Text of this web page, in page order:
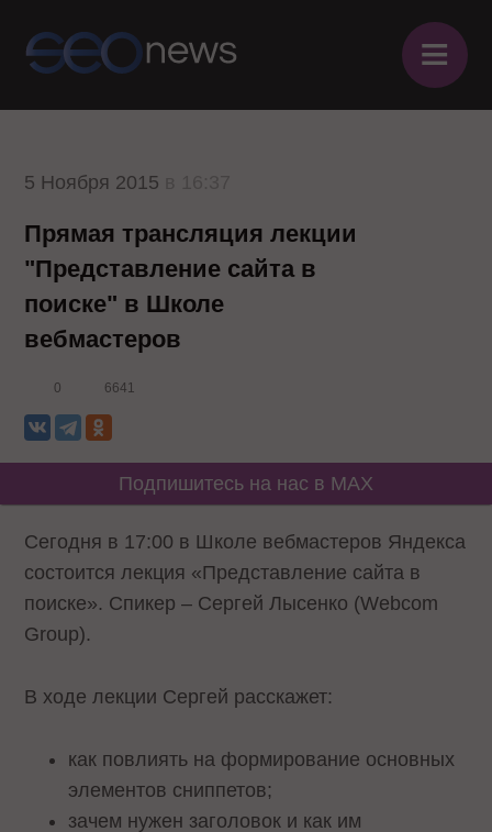
≡
5 Ноября 2015
Прямая трансляция лекции
"Представление сайта в
поиске" в Школе
вебмастеров
0 6641
Подпишитесь на нас в MAX
Сегодня в 17:00 в Школе вебмастеров Яндекса
состоится лекция «Представление сайта в
поиске». Спикер – Сергей Лысенко (Webcom
Group).
В ходе лекции Сергей расскажет:
как повлиять на формирование основных
элементов сниппетов;
зачем нужен заголовок и как им